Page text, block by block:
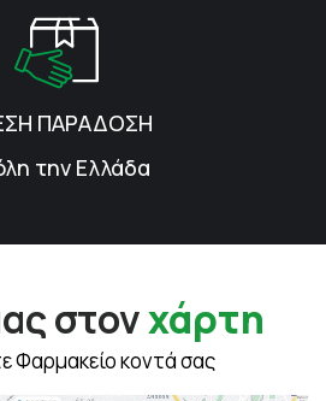
ΠΑΡΑΔΟΣΗ
την Ελλάδα
στονχάρτη
Φαρμακείο κοντά σας